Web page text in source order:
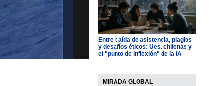
Entre caída de asistencia, plagios
y desafíos éticos: Ues. chilenas y
el "punto de inflexión" de la IA
MIRADA GLOBAL